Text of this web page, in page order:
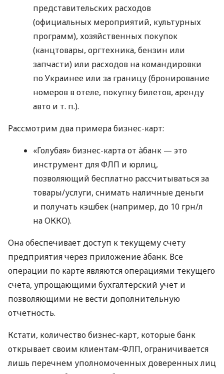
представительских расходов
(официальных мероприятий, культурных
программ), хозяйственных покупок
(канцтовары, оргтехника, бензин или
запчасти) или расходов на командировки
по Украинее или за границу (бронирование
номеров в отеле, покупку билетов, аренду
авто и т. п.).
Рассмотрим два примера бизнес-карт:
«Голубая» бизнес-карта от àбанк — это
инструмент для ФЛП и юрлиц,
позволяющий бесплатно рассчитываться за
товары/услуги, снимать наличные деньги
и получать кэшбек (например, до 10 грн/л
на ОККО).
Она обеспечивает доступ к текущему счету
предприятия через приложение àбанк. Все
операции по карте являются операциями текущего
счета, упрощающими бухгалтерский учет и
позволяющими не вести дополнительную
отчетность.
Кстати, количество бизнес-карт, которые банк
открывает своим клиентам-ФЛП, ограничивается
лишь перечнем уполномоченных доверенных лиц